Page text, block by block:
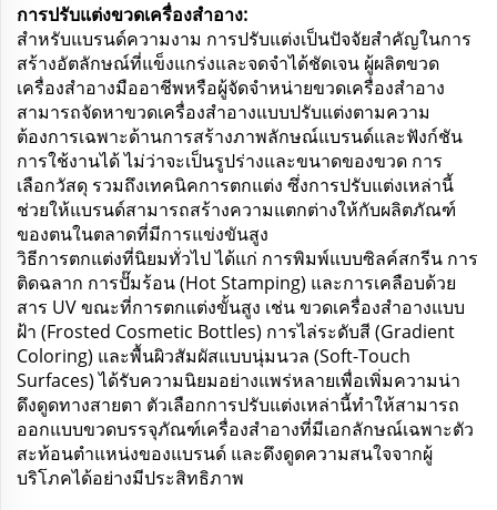
การปรับแต่งขวดเครื่องสำอาง:
สำหรับแบรนด์ความงาม การปรับแต่งเป็นปัจจัยสำคัญในการ
สร้างอัตลักษณ์ที่แข็งแกร่งและจดจำได้ชัดเจน ผู้ผลิตขวด
เครื่องสำอางมืออาชีพหรือผู้จัดจำหน่ายขวดเครื่องสำอาง
สามารถจัดหาขวดเครื่องสำอางแบบปรับแต่งตามความ
ต้องการเฉพาะด้านการสร้างภาพลักษณ์แบรนด์และฟังก์ชัน
การใช้งานได้ ไม่ว่าจะเป็นรูปร่างและขนาดของขวด การ
เลือกวัสดุ รวมถึงเทคนิคการตกแต่ง ซึ่งการปรับแต่งเหล่านี้
ช่วยให้แบรนด์สามารถสร้างความแตกต่างให้กับผลิตภัณฑ์
ของตนในตลาดที่มีการแข่งขันสูง
วิธีการตกแต่งที่นิยมทั่วไป ได้แก่ การพิมพ์แบบซิลค์สกรีน การ
ติดฉลาก การปั๊มร้อน (Hot Stamping) และการเคลือบด้วย
สาร UV ขณะที่การตกแต่งขั้นสูง เช่น ขวดเครื่องสำอางแบบ
ฝ้า (Frosted Cosmetic Bottles) การไล่ระดับสี (Gradient
Coloring) และพื้นผิวสัมผัสแบบนุ่มนวล (Soft-Touch
Surfaces) ได้รับความนิยมอย่างแพร่หลายเพื่อเพิ่มความน่า
ดึงดูดทางสายตา ตัวเลือกการปรับแต่งเหล่านี้ทำให้สามารถ
ออกแบบขวดบรรจุภัณฑ์เครื่องสำอางที่มีเอกลักษณ์เฉพาะตัว
สะท้อนตำแหน่งของแบรนด์ และดึงดูดความสนใจจากผู้
บริโภคได้อย่างมีประสิทธิภาพ